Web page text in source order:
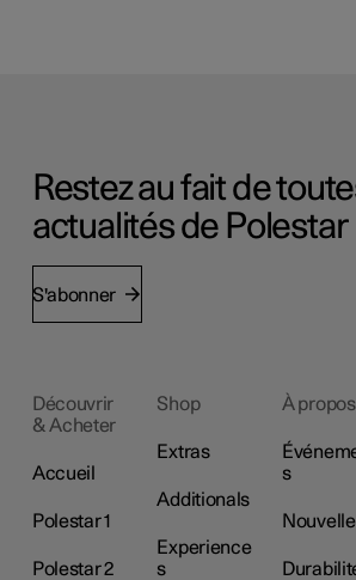
Restez au fait de
actualités de Polestar
S'abonner
Découvrir
& Acheter
Accueil
Polestar 1
Polestar 2
Shop
Extras
Additionals
Experience
s
À propos
s